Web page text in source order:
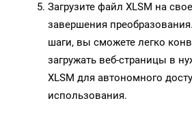
Загрузите файл XLSM на
завершения
шаги, вы сможете легко
загружать веб-страницы в
XLSM для автономного
использования.